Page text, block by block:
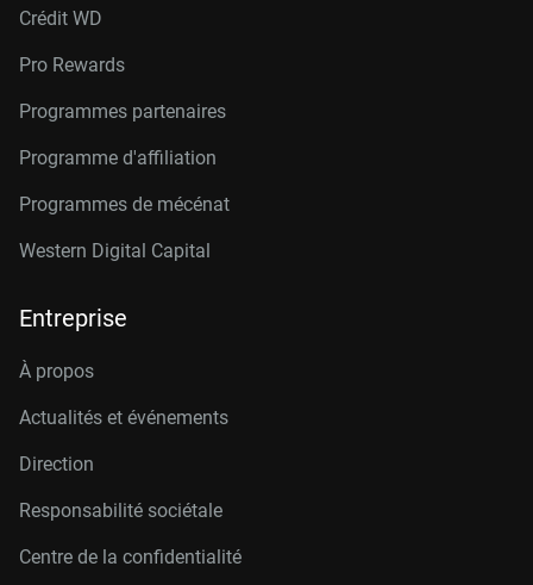
Crédit WD
Pro Rewards
Programmes partenaires
Programme d'affiliation
Programmes de mécénat
Western Digital Capital
Entreprise
À propos
Actualités et événements
Direction
Responsabilité sociétale
Centre de la confidentialité